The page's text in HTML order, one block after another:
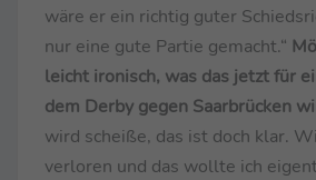
wäre er ein richtig guter
nur eine gute Partie gemacht.“
leicht ironisch, was das jetzt für
dem Derby gegen Saarbrücken
wird scheiße, das ist doch klar.
verloren und das wollte ich